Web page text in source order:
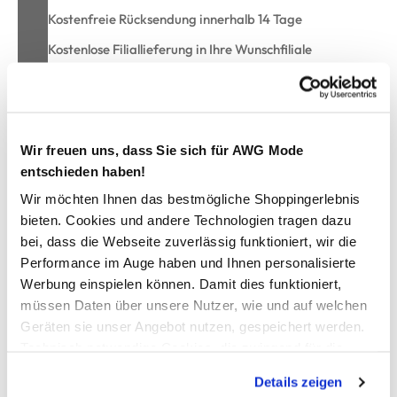
Wir freuen uns, dass Sie sich für AWG Mode
entschieden haben!
Wir möchten Ihnen das bestmögliche Shoppingerlebnis
bieten. Cookies und andere Technologien tragen dazu
bei, dass die Webseite zuverlässig funktioniert, wir die
Performance im Auge haben und Ihnen personalisierte
Werbung einspielen können. Damit dies funktioniert,
müssen Daten über unsere Nutzer, wie und auf welchen
Geräten sie unser Angebot nutzen, gespeichert werden.
werden, werden bei der Nutzung der Webseite auf jeden
Details zeigen
Kostenfreie Rücksendung innerhalb 14 Tage
Kostenlose Filiallieferung in Ihre Wunschfiliale
Mädchen Top mit Knotendetails
Trendiges Mädchen Top von Tom Tailor
Angesagte Rippstruktur für einen modernen Look
Süße Knoten-Details an den Schultern als Hingucker
Kleine Stickerei auf der Brust als verspieltes Highlight
Regular Fit mit Rundhalsausschnitt für ein angenehmes